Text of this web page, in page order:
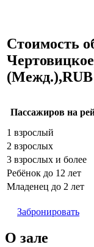
Стоимость
(Межд.),RUB
Пассажиров на
1 взрослый
2 взрослых
3 взрослых и более
Ребёнок до 12 лет
Младенец до 2 лет
Забронировать
О зале